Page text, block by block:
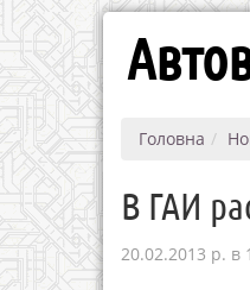
Головна
В ГАИ
20.02.2013 р. в